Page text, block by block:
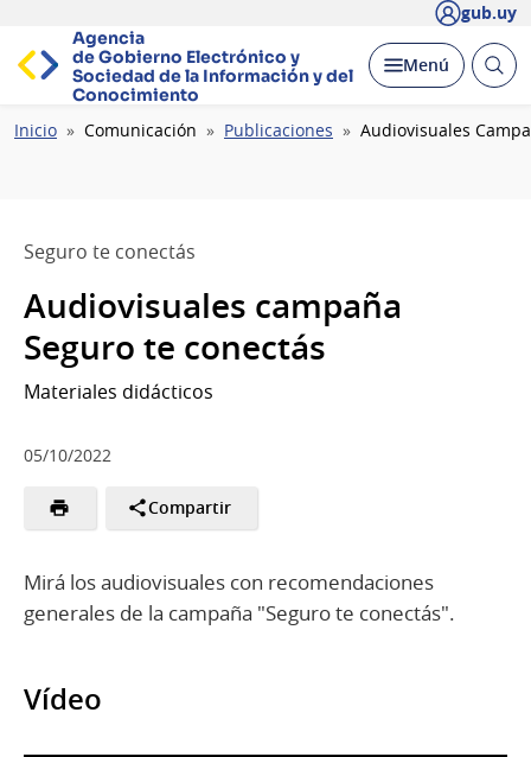
gub.uy
Agencia
de Gobierno Electrónico y
Sociedad de la Información y del
Conocimiento
Desplegar
Menú Abrir
Ruta
Inicio Comunicación Publicaciones Audiovisuales
Seguro te conectás
Audiovisuales campaña
Seguro te conectás
Materiales didácticos
05/10/2022
Compartir
Mirá los audiovisuales con recomendaciones
generales de la campaña "Seguro te conectás".
Vídeo